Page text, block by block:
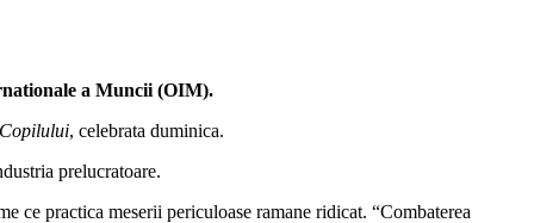
a Muncii (OIM).
, celebrata duminica.
prelucratoare.
practica meserii periculoase ramane ridicat. “Combaterea